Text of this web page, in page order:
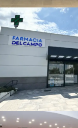
SANITARIO
CENTRO
CONSULTAS
MÉDICAS IHP